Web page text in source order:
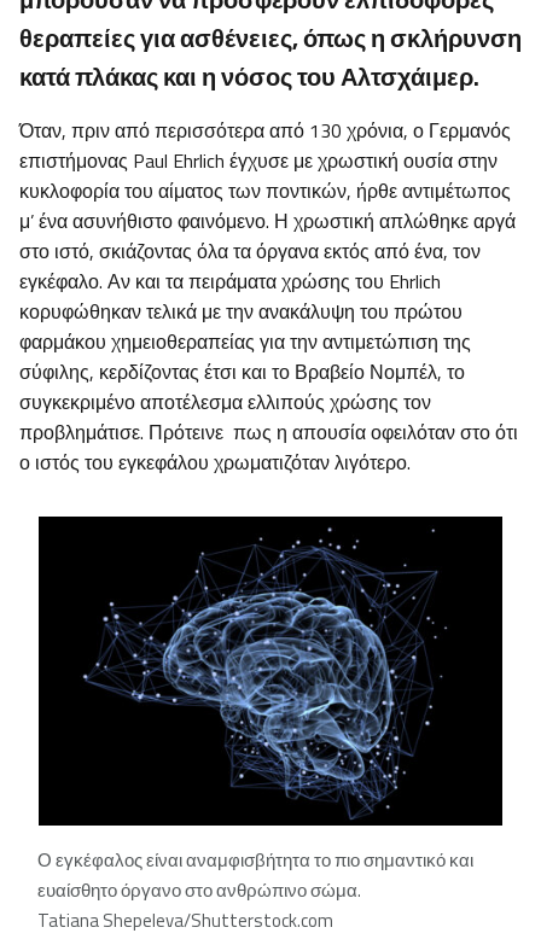
θεραπείες για ασθένειες, όπως η σκλήρυνση
κατά πλάκας και η νόσος του Αλτσχάιμερ.
Όταν, πριν από περισσότερα από 130 χρόνια, ο Γερμανός
επιστήμονας Paul Ehrlich έγχυσε με χρωστική ουσία στην
κυκλοφορία του αίματος των ποντικών, ήρθε αντιμέτωπος
μ’ ένα ασυνήθιστο φαινόμενο. Η χρωστική απλώθηκε αργά
στο ιστό, σκιάζοντας όλα τα όργανα εκτός από ένα, τον
εγκέφαλο. Αν και τα πειράματα χρώσης του Ehrlich
κορυφώθηκαν τελικά με την ανακάλυψη του πρώτου
φαρμάκου χημειοθεραπείας για την αντιμετώπιση της
σύφιλης, κερδίζοντας έτσι και το Βραβείο Νομπέλ, το
συγκεκριμένο αποτέλεσμα ελλιπούς χρώσης τον
προβλημάτισε. Πρότεινε πως η απουσία οφειλόταν στο ότι
ο ιστός του εγκεφάλου χρωματιζόταν λιγότερο.
Ο εγκέφαλος είναι αναμφισβήτητα το πιο σημαντικό και
ευαίσθητο όργανο στο ανθρώπινο σώμα.
Tatiana Shepeleva/Shutterstock.com